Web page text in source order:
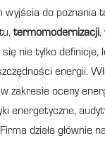
wyjścia do poznania
termomodernizacji,
nie tylko definicje,
energii.
zakresie oceny
energetyczne,
działa głównie